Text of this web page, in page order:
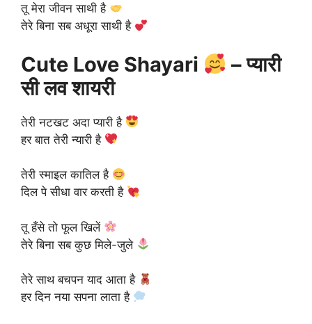
तू मेरा जीवन साथी है
तेरे बिना सब अधूरा साथी है
Cute Love Shayari
– प्यारी
सी लव शायरी
तेरी नटखट अदा प्यारी है
हर बात तेरी न्यारी है
तेरी स्माइल कातिल है
दिल पे सीधा वार करती है
तू हँसे तो फूल खिलें
तेरे बिना सब कुछ मिले-जुले
तेरे साथ बचपन याद आता है
हर दिन नया सपना लाता है